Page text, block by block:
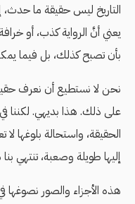
التاريخ ليس حقيقة ما حدث،
يعني أنَّ الرواية كذب، أو
بأن تصبح كذلك، بل فيما
نحن لا نستطيع أن نعرف
على ذلك. هذا بديهي. لكننا
الحقيقة، واستحالة بلوغها
إليها طويلة وصعبة، تنتهي
هذه الأجزاء والصور نصوغها